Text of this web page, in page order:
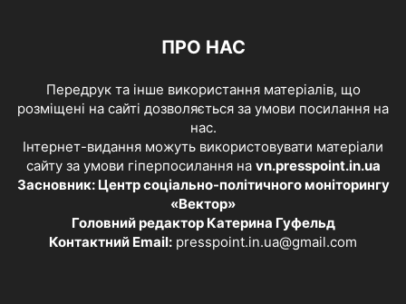
ПРО НАС
Передрук та інше використання матеріалів, що
розміщені на сайті дозволяється за умови посилання на
нас.
Інтернет-видання можуть використовувати матеріали
сайту за умови гіперпосилання на vn.presspoint.in.ua
Засновник: Центр соціально-політичного моніторингу
«Вектор»
Головний редактор Катерина Гуфельд
Контактний Email: presspoint.in.ua@gmail.com